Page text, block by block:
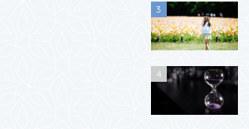
3
4